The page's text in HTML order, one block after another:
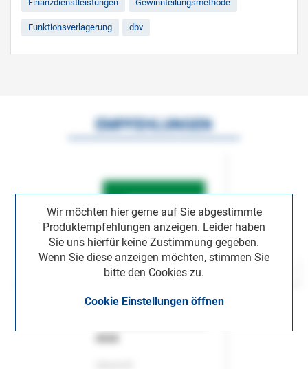
Finanzdienstleistungen Gewinnteilungsmethode
Funktionsverlagerung dbv
Wir möchten hier gerne auf Sie abgestimmte
Produktempfehlungen anzeigen. Leider haben
Sie uns hierfür keine Zustimmung gegeben.
Wenn Sie diese anzeigen möchten, stimmen Sie
bitte den Cookies zu.
Cookie Einstellungen öffnen
EMPFEHLUNGEN